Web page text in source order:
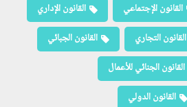
القانون الإجتماعي
القانون الإداري
القانون التجاري
القانون الجبائي
القانون الجنائي للأعمال
القانون الدولي